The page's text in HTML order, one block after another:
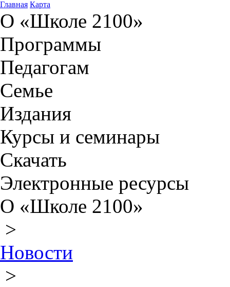
Главная Карта
О «Школе 2100»
Программы
Педагогам
Семье
Издания
Курсы и семинары
Скачать
Электронные ресурсы
О «Школе 2100»
>
Новости
>